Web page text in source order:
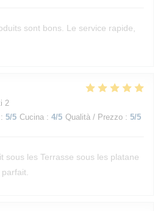
sont bons. Le service rapide,
2
: 5/5 Cucina : 4/5 Qualità / Prezzo : 5/5
sous les Terrasse sous les platane